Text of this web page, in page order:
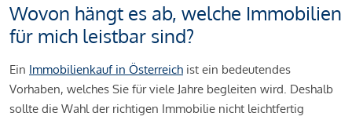
Wovon hängt es ab, welche Immobilien
für mich leistbar sind?
Ein Immobilienkauf in Österreich ist ein bedeutendes
Vorhaben, welches Sie für viele Jahre begleiten wird. Deshalb
sollte die Wahl der richtigen Immobilie nicht leichtfertig